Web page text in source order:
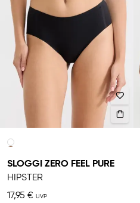
SLOGGI ZERO FEEL PURE
HIPSTER
17,95 €